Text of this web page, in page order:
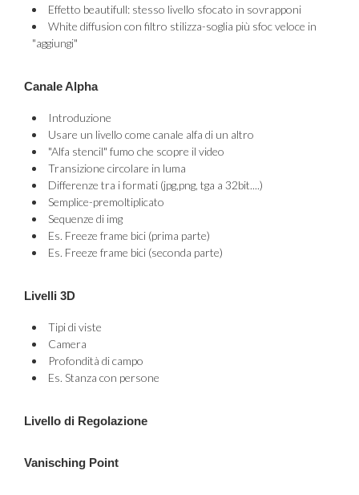
Effetto beautifull: stesso livello sfocato in sovrapponi
White diffusion con filtro stilizza-soglia più sfoc veloce in
"aggiungi"
Canale Alpha
Introduzione
Usare un livello come canale alfa di un altro
"Alfa stencil" fumo che scopre il video
Transizione circolare in luma
Differenze tra i formati (jpg,png, tga a 32bit....)
Semplice-premoltiplicato
Sequenze di img
Es. Freeze frame bici (prima parte)
Es. Freeze frame bici (seconda parte)
Livelli 3D
Tipi di viste
Camera
Profondità di campo
Es. Stanza con persone
Livello di Regolazione
Vanisching Point